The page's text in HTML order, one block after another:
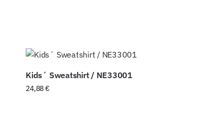
Kids´ Sweatshirt / NE33001
24,88€